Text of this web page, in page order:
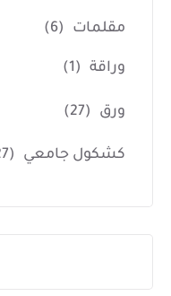
مقلمات (6)
وراقة (1)
ورق (27)
كشكول جامعي (27)